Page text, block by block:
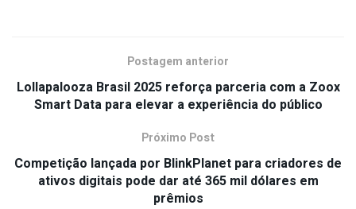
Postagem anterior
Lollapalooza Brasil 2025 reforça parceria com a Zoox
Smart Data para elevar a experiência do público
Próximo Post
Competição lançada por BlinkPlanet para criadores de
ativos digitais pode dar até 365 mil dólares em
prêmios